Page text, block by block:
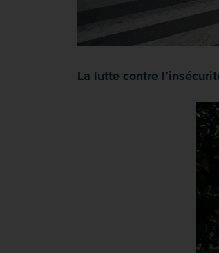
La lutte contre